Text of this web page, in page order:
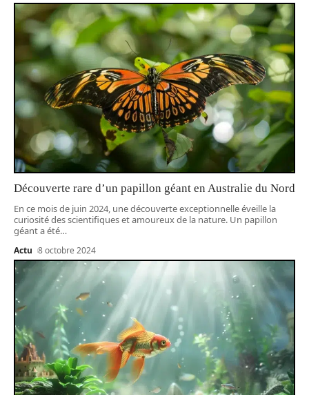
Découverte rare d’un papillon géant en Australie du Nord
En ce mois de juin 2024, une découverte exceptionnelle éveille la
curiosité des scientifiques et amoureux de la nature. Un papillon
géant a été…
Actu 8 octobre 2024